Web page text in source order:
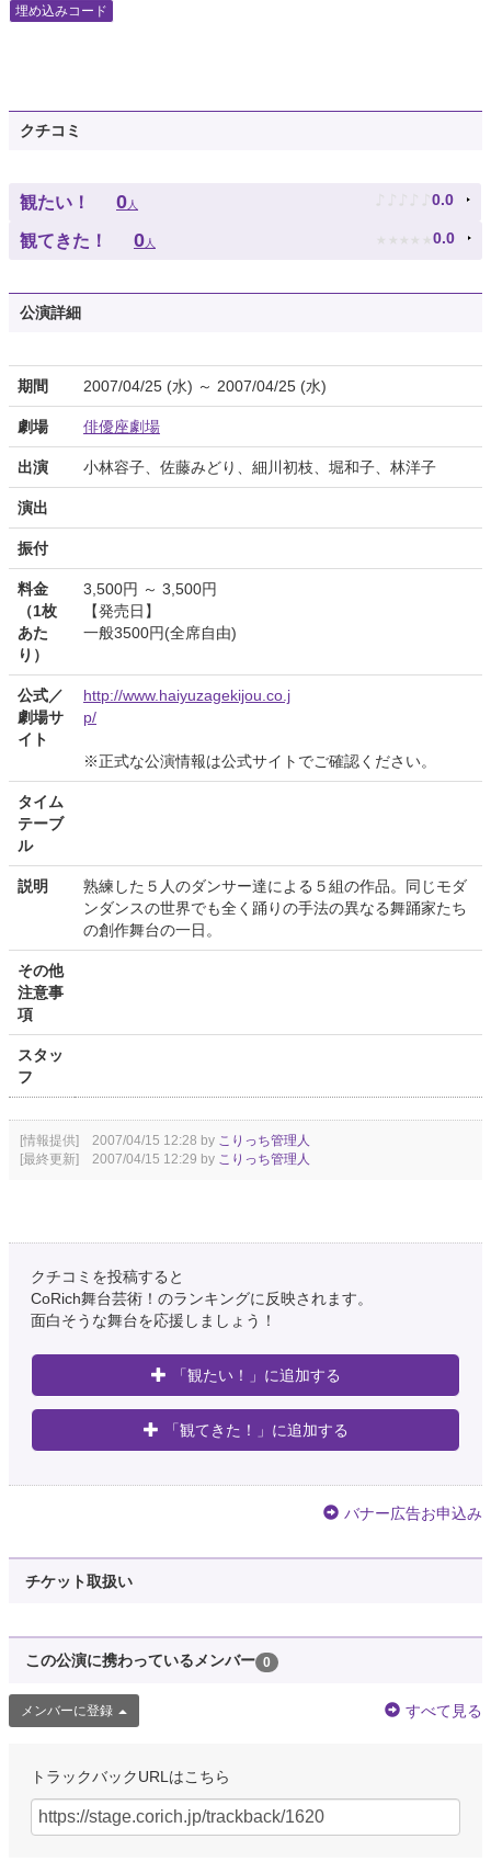
埋め込みコード
クチコミ
観たい！ 0人 ♪ ♪ ♪ ♪ ♪ 0.0
観てきた！ 0人 ★ ★ ★ ★ ★ 0.0
公演詳細
期間 2007/04/25 (水) ～ 2007/04/25 (水)
劇場 俳優座劇場
出演 小林容子、佐藤みどり、細川初枝、堀和子、林洋子
演出
振付
料金
（1枚
あた
り）
3,500円 ～ 3,500円
【発売日】
一般3500円(全席自由)
公式／
劇場サ
イト
http://www.haiyuzagekijou.co.j
p/
※正式な公演情報は公式サイトでご確認ください。
タイム
テーブ
ル
説明
熟練した５人のダンサー達による５組の作品。同じモダ
ンダンスの世界でも全く踊りの手法の異なる舞踊家たち
の創作舞台の一日。
その他
注意事
項
スタッ
フ
[情報提供] 2007/04/15 12:28 by こりっち管理人
[最終更新] 2007/04/15 12:29 by こりっち管理人
クチコミを投稿すると
CoRich舞台芸術！のランキングに反映されます。
面白そうな舞台を応援しましょう！
「観たい！」に追加する
「観てきた！」に追加する
バナー広告お申込み
チケット取扱い
この公演に携わっているメンバー 0
メンバーに登録 すべて見る
トラックバックURLはこちら